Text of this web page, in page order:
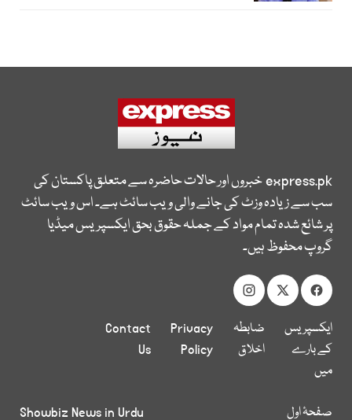
express.pkخبروں اور حالات حاضرہ سے متعلق پاکستان کی
سب سے زیادہ وزٹ کی جانے والی ویب سائٹ ہے۔ اس ویب سائٹ
پر شائع شدہ تمام مواد کے جملہ حقوق بحق ایکسپریس میڈیا
گروپ محفوظ ہیں۔
ایکسپریس
کے بارے
میں
ضابطہ
اخلاق
Privacy
Policy
Contact
Us
صفحۂ اول
Showbiz News in Urdu